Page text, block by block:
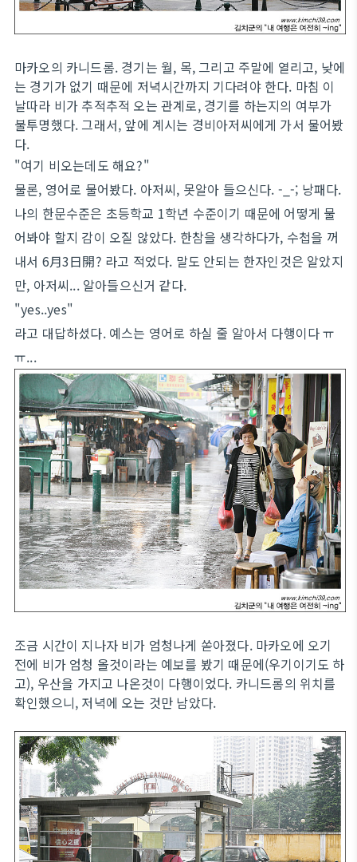
마카오의 카니드롬. 경기는 월, 목, 그리고 주말에 열리고, 낮에
는 경기가 없기 때문에 저녁시간까지 기다려야 한다. 마침 이
날따라 비가 추적추적 오는 관계로, 경기를 하는지의 여부가
불투명했다. 그래서, 앞에 계시는 경비아저씨에게 가서 물어봤
다.
"여기 비오는데도 해요?"
물론, 영어로 물어봤다. 아저씨, 못알아 들으신다. -_-; 낭패다.
나의 한문수준은 초등학교 1학년 수준이기 때문에 어떻게 물
어봐야 할지 감이 오질 않았다. 한참을 생각하다가, 수첩을 꺼
내서 6月3日開? 라고 적었다. 말도 안되는 한자인것은 알았지
만, 아저씨... 알아들으신거 같다.
"yes..yes"
라고 대답하셨다. 예스는 영어로 하실 줄 알아서 다행이다 ㅠ
ㅠ...
조금 시간이 지나자 비가 엄청나게 쏟아졌다. 마카오에 오기
전에 비가 엄청 올것이라는 예보를 봤기 때문에(우기이기도 하
고), 우산을 가지고 나온것이 다행이었다. 카니드롬의 위치를
확인했으니, 저녁에 오는 것만 남았다.